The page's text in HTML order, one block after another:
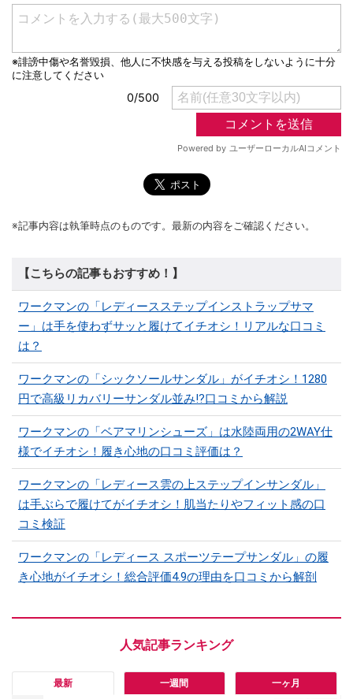
※記事内容は執筆時点のものです。最新の内容をご確認ください。
【こちらの記事もおすすめ！】
ワークマンの「レディースステップインストラップサマ
ー」は手を使わずサッと履けてイチオシ！リアルな口コミ
は？
ワークマンの「シックソールサンダル」がイチオシ！1280
円で高級リカバリーサンダル並み!?口コミから解説
ワークマンの「ベアマリンシューズ」は水陸両用の2WAY仕
様でイチオシ！履き心地の口コミ評価は？
ワークマンの「レディース雲の上ステップインサンダル」
は手ぶらで履けてがイチオシ！肌当たりやフィット感の口
コミ検証
ワークマンの「レディース スポーツテープサンダル」の履
き心地がイチオシ！総合評価4.9の理由を口コミから解剖
最新 一週間 一ヶ月